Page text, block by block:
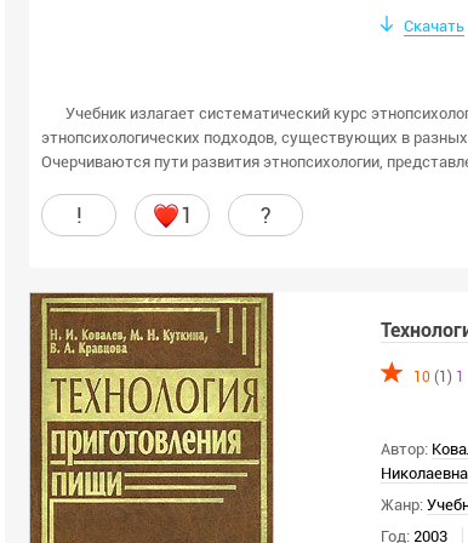
Скачать
Учебник излагает систематический курс
этнопсихологических подходов, существующих в
Очерчиваются пути развития этнопсихологии,
! 1 ?
10 (1) 1
Автор:
Николаевна
Жанр:
Год: 2003